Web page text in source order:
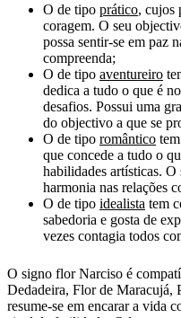
O de tipo prático, cujos
coragem. O seu
possa sentir-se em paz
compreenda;
O de tipo aventureiro
dedica a tudo o que é
desafios. Possui uma
do objectivo a que se
O de tipo romântico
que concede a tudo o
habilidades artísticas. O
harmonia nas relações
O de tipo idealista tem
sabedoria e gosta de
vezes contagia todos
O signo flor Narciso é
Dedadeira, Flor de Maracujá,
resume-se em encarar a vida